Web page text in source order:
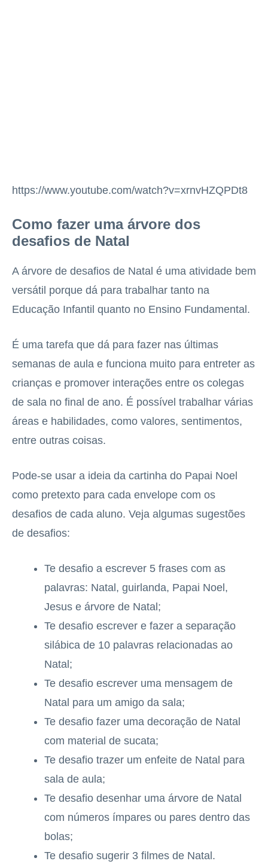
https://www.youtube.com/watch?v=xrnvHZQPDt8
Como fazer uma árvore dos
desafios de Natal
A árvore de desafios de Natal é uma atividade bem
versátil porque dá para trabalhar tanto na
Educação Infantil quanto no Ensino Fundamental.
É uma tarefa que dá para fazer nas últimas
semanas de aula e funciona muito para entreter as
crianças e promover interações entre os colegas
de sala no final de ano. É possível trabalhar várias
áreas e habilidades, como valores, sentimentos,
entre outras coisas.
Pode-se usar a ideia da cartinha do Papai Noel
como pretexto para cada envelope com os
desafios de cada aluno. Veja algumas sugestões
de desafios:
Te desafio a escrever 5 frases com as
palavras: Natal, guirlanda, Papai Noel,
Jesus e árvore de Natal;
Te desafio escrever e fazer a separação
silábica de 10 palavras relacionadas ao
Natal;
Te desafio escrever uma mensagem de
Natal para um amigo da sala;
Te desafio fazer uma decoração de Natal
com material de sucata;
Te desafio trazer um enfeite de Natal para
sala de aula;
Te desafio desenhar uma árvore de Natal
com números ímpares ou pares dentro das
bolas;
Te desafio sugerir 3 filmes de Natal.